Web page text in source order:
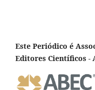
Este Periódico é
Editores Científicos -